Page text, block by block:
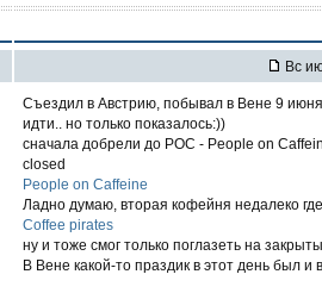
Вс
Съездил в Австрию, побывал в Вене 9
идти.. но только показалось:))
сначала добрели до POC - People on
closed
People on Caffeine
Ладно думаю, вторая кофейня недалеко
Coffee pirates
ну и тоже смог только поглазеть на
В Вене какой-то праздик в этот день был